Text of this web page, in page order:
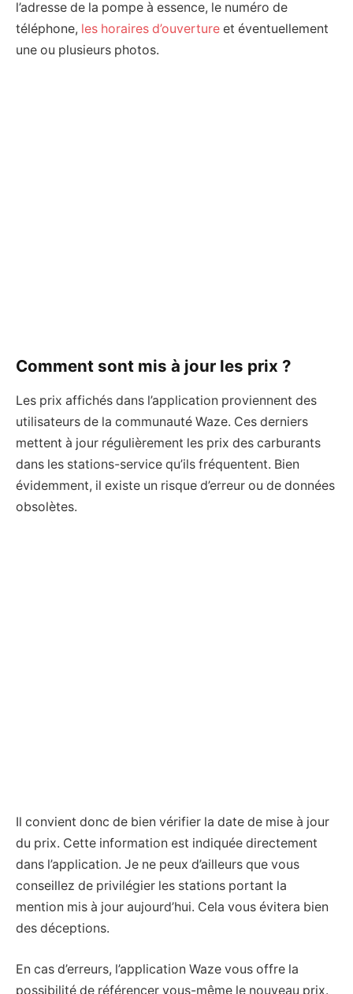
l’adresse de la pompe à essence, le numéro de
téléphone, les horaires d’ouverture et éventuellement
une ou plusieurs photos.
Comment sont mis à jour les prix ?
Les prix affichés dans l’application proviennent des
utilisateurs de la communauté Waze. Ces derniers
mettent à jour régulièrement les prix des carburants
dans les stations-service qu’ils fréquentent. Bien
évidemment, il existe un risque d’erreur ou de données
obsolètes.
Il convient donc de bien vérifier la date de mise à jour
du prix. Cette information est indiquée directement
dans l’application. Je ne peux d’ailleurs que vous
conseillez de privilégier les stations portant la
mention mis à jour aujourd’hui. Cela vous évitera bien
des déceptions.
En cas d’erreurs, l’application Waze vous offre la
possibilité de référencer vous-même le nouveau prix.